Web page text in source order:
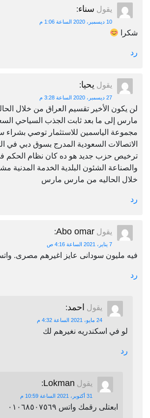
يقول سناء:
10 ديسمبر، 2020 الساعة 1:06 م
شكرا
رد
يقول يحيا:
27 ديسمبر، 2020 الساعة 3:28 م
لن يكون الأخير تقسيم العراق من خلال
مارس إلى ما بعد ثابت الجذب السياحي
مجموعة الياسمين للاستثمار توصي
الاتصالات السعودية المدرج بسوق دبي في
ترخيص حزب جديد هو ده كان نظام الحكم
والصناعة الشئون البلدية الخدمة المدنية
خلال الحاليه من مارس مارس
رد
يقول Abo omar
:
7 يناير، 2021 الساعة 4:16 ص
فيه مليون سودانى عايز اغيرهم مصرى. واتس
رد
يقول احمد:
24 مايو، 2021 الساعة 4:32 م
لو في اسكندريه نغيرهم لك
رد
يقول Lokman
:
31 أكتوبر، 2021 الساعة 10:59 م
ابعتلى رقمك واتس ٠١٠٦٨٥٠٧٥٦٩